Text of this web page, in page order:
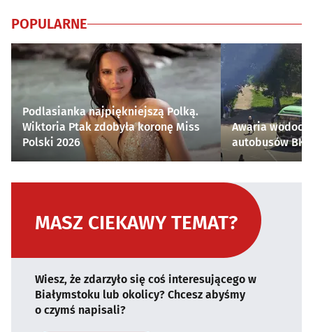
POPULARNE
Podlasianka najpiękniejszą Polką.
Wiktoria Ptak zdobyła koronę Miss
Polski 2026
Awaria
autobusów
MASZ CIEKAWY TEMAT?
Wiesz, że zdarzyło się coś interesującego w
Białymstoku lub okolicy? Chcesz abyśmy
o czymś napisali?